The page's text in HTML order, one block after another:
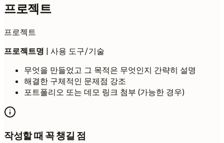
프로젝트
프로젝트
프로젝트명 | 사용 도구/기술
무엇을 만들었고 그 목적은 무엇인지 간략히 설명
해결한 구체적인 문제점 강조
포트폴리오 또는 데모 링크 첨부 (가능한 경우)
작성할 때 꼭 챙길 점